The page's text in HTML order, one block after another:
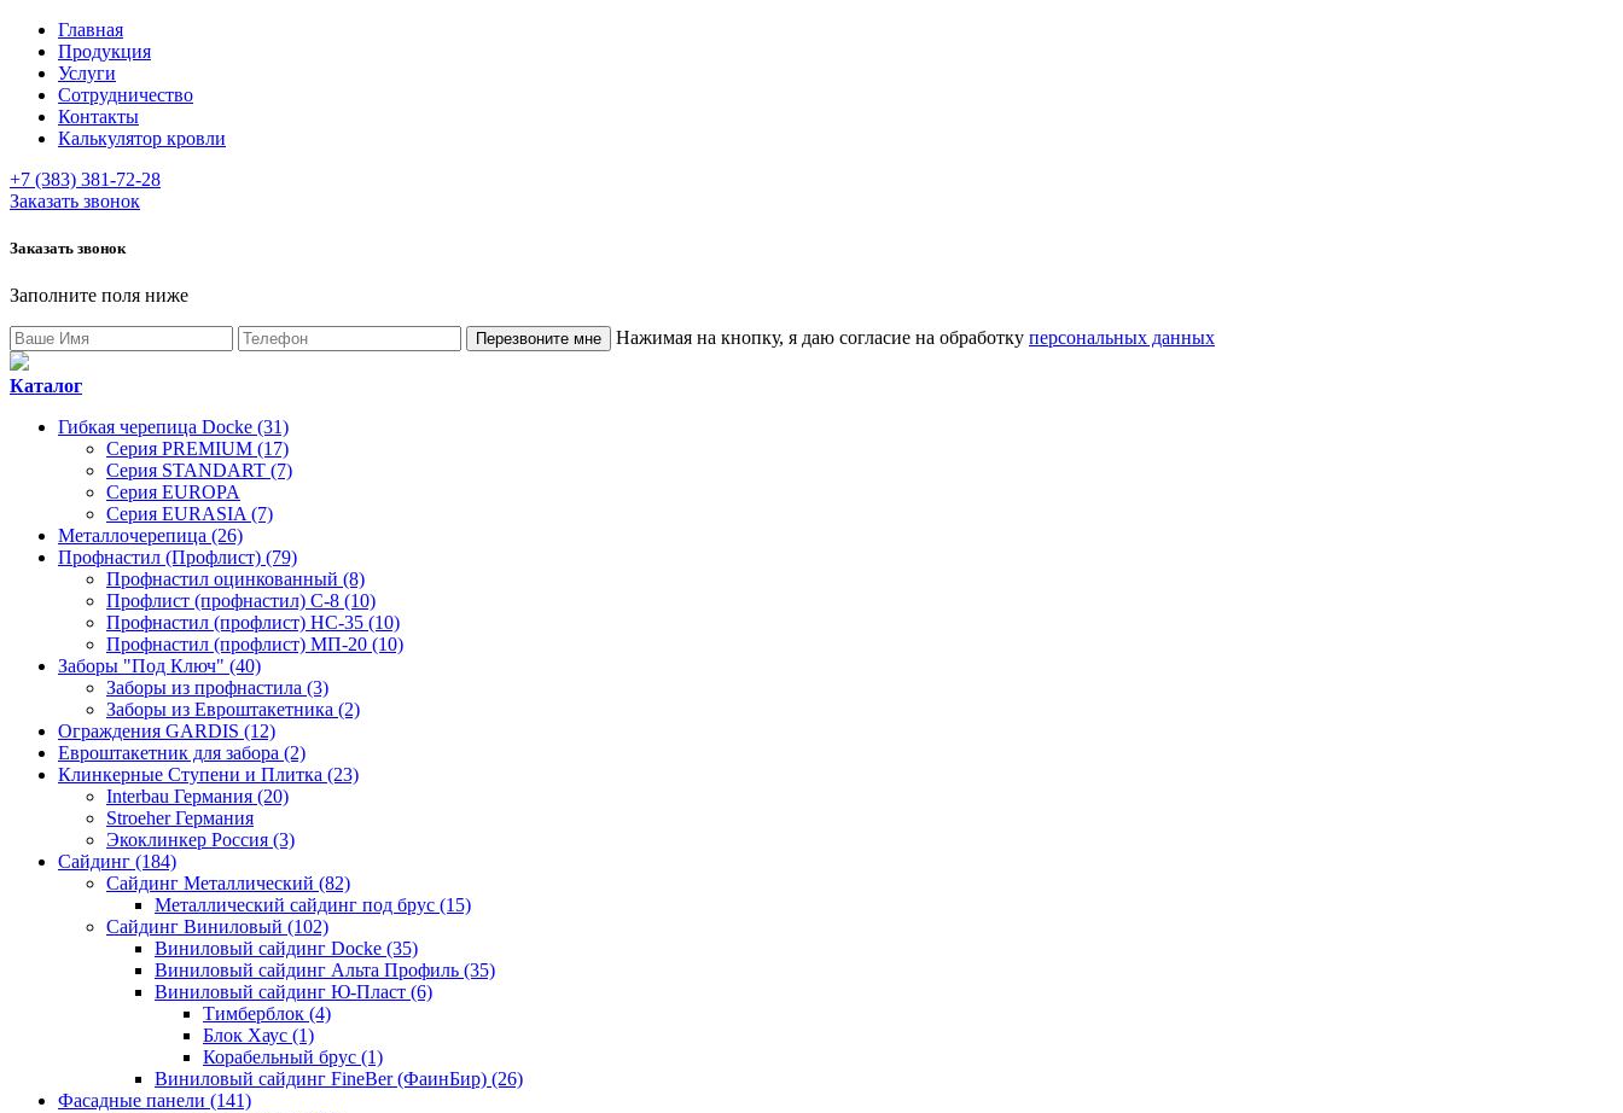
Главная
Продукция
Услуги
Сотрудничество
Контакты
Калькулятор кровли
+7 (383) 381-72-28
Заказать звонок
Заказать звонок
Заполните поля ниже
Нажимая на кнопку, я даю согласие на обработку персональных данных
Каталог
Гибкая черепица Docke (31)
Серия PREMIUM (17)
Серия STANDART (7)
Серия EUROPA
Серия EURASIA (7)
Металлочерепица (26)
Профнастил (Профлист) (79)
Профнастил оцинкованный (8)
Профлист (профнастил) С-8 (10)
Профнастил (профлист) НС-35 (10)
Профнастил (профлист) МП-20 (10)
Заборы "Под Ключ" (40)
Заборы из профнастила (3)
Заборы из Евроштакетника (2)
Ограждения GARDIS (12)
Евроштакетник для забора (2)
Клинкерные Ступени и Плитка (23)
Interbau Германия (20)
Stroeher Германия
Экоклинкер Россия (3)
Сайдинг (184)
Сайдинг Металлический (82)
Металлический сайдинг под брус (15)
Сайдинг Виниловый (102)
Виниловый сайдинг Docke (35)
Виниловый сайдинг Альта Профиль (35)
Виниловый сайдинг Ю-Пласт (6)
Тимберблок (4)
Блок Хаус (1)
Корабельный брус (1)
Виниловый сайдинг FineBer (ФаинБир) (26)
Фасадные панели (141)